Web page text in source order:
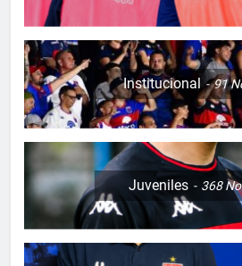
Institucional 91
Juveniles 368